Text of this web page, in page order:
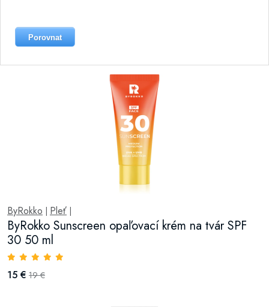
Porovnat
ByRokko Pleť
ByRokko Sunscreen opaľovací krém na tvár SPF
30 50 ml
15 € 19 €